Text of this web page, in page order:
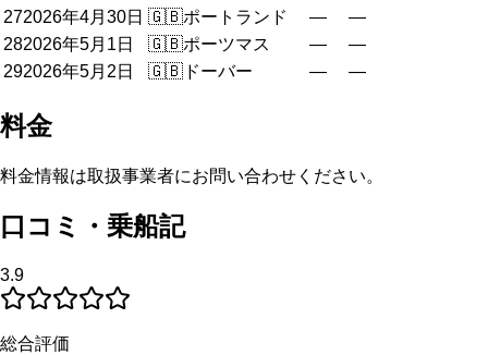
272026年4月30日 🇬🇧ポートランド —
—
282026年5月1日 🇬🇧ポーツマス —
—
292026年5月2日 🇬🇧 ドーバー — —
料金
料金情報は取扱事業者にお問い合わせください。
口コミ・乗船記
3.9
総合評価